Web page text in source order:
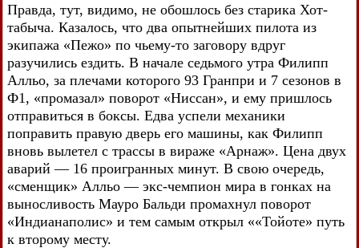
Правда, тут, видимо, не обошлось без старика Хот-
табыча. Казалось, что два опытнейших пилота из
экипажа «Пежо» по чьему-то заговору вдруг
разучились ездить. В начале седьмого утра Филипп
Алльо, за плечами которого 93 Гранпри и 7 сезонов в
Ф1, «промазал» поворот «Ниссан», и ему пришлось
отправиться в боксы. Едва успели механики
поправить правую дверь его машины, как Филипп
вновь вылетел с трассы в вираже «Арнаж». Цена двух
аварий — 16 проигранных минут. В свою очередь,
«сменщик» Алльо — экс-чемпион мира в гонках на
выносливость Мауро Бальди промахнул поворот
«Индианаполис» и тем самым открыл ««Тойоте» путь
к второму месту.